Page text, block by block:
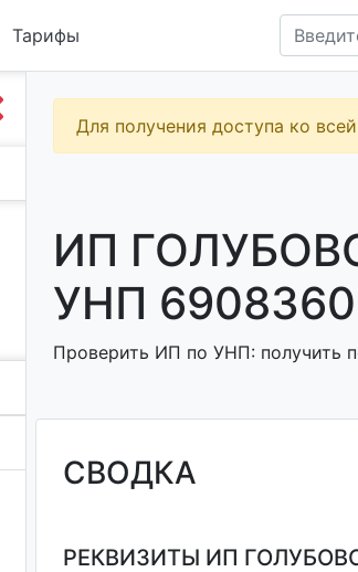
Тарифы
Для получения доступа ко
ИП
УНП
Проверить ИП по УНП: получить
СВОДКА
РЕКВИЗИТЫ ИП